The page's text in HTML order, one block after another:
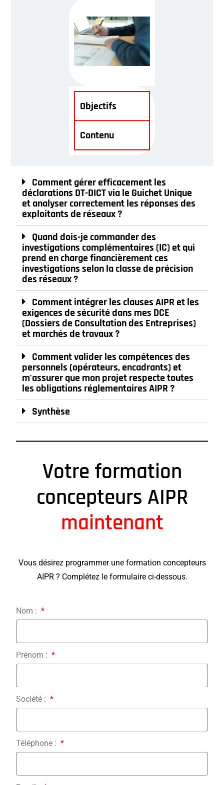
Objectifs
Contenu
Comment gérer efficacement les
déclarations DT-DICT via le Guichet Unique
et analyser correctement les réponses des
exploitants de réseaux ?
Quand dois-je commander des
investigations complémentaires (IC) et qui
prend en charge financièrement ces
investigations selon la classe de précision
des réseaux ?
Comment intégrer les clauses AIPR et les
exigences de sécurité dans mes DCE
(Dossiers de Consultation des Entreprises)
et marchés de travaux ?
Comment valider les compétences des
personnels (opérateurs, encadrants) et
m'assurer que mon projet respecte toutes
les obligations réglementaires AIPR ?
Synthèse
Votre formation
concepteurs AIPR
maintenant
Vous désirez programmer une formation concepteurs
AIPR ? Complétez le formulaire ci-dessous.
Nom :
Prénom :
Société :
Téléphone :